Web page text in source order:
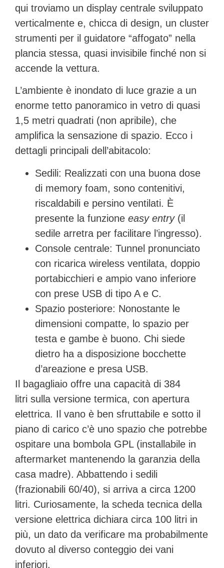
qui troviamo un display centrale sviluppato
verticalmente e, chicca di design, un cluster
strumenti per il guidatore “affogato” nella
plancia stessa, quasi invisibile finché non si
accende la vettura.
L’ambiente è inondato di luce grazie a un
enorme tetto panoramico in vetro di quasi
1,5 metri quadrati (non apribile), che
amplifica la sensazione di spazio. Ecco i
dettagli principali dell’abitacolo:
Sedili: Realizzati con una buona dose
di memory foam, sono contenitivi,
riscaldabili e persino ventilati. È
presente la funzione easy entry(il
sedile arretra per facilitare l’ingresso).
Console centrale: Tunnel pronunciato
con ricarica wireless ventilata, doppio
portabicchieri e ampio vano inferiore
con prese USB di tipo A e C.
Spazio posteriore: Nonostante le
dimensioni compatte, lo spazio per
testa e gambe è buono. Chi siede
dietro ha a disposizione bocchette
d’areazione e presa USB.
Il bagagliaio offre una capacità di 384
litri sulla versione termica, con apertura
elettrica. Il vano è ben sfruttabile e sotto il
piano di carico c’è uno spazio che potrebbe
ospitare una bombola GPL (installabile in
aftermarket mantenendo la garanzia della
casa madre). Abbattendo i sedili
(frazionabili 60/40), si arriva a circa 1200
litri. Curiosamente, la scheda tecnica della
versione elettrica dichiara circa 100 litri in
più, un dato da verificare ma probabilmente
dovuto al diverso conteggio dei vani
inferiori.